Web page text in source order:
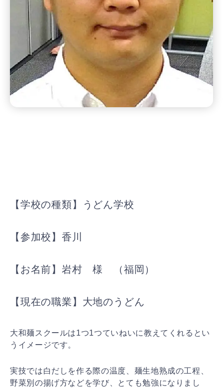
【学校の種類】うどん学校
【参加校】香川
【お名前】岩村 様 （福岡）
【現在の職業】大地のうどん
大和麺スクールは1つ1つていねいに教えてくれるとい
うイメージです。
実技では白だしを作る際の温度、麺生地熟成の工程、
野菜別の揚げ方などを学び、とても勉強になりまし